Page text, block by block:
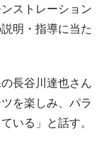
ストレーション
明・指導に当た
長谷川達也さん
を楽しみ、パラ
いる」と話す。